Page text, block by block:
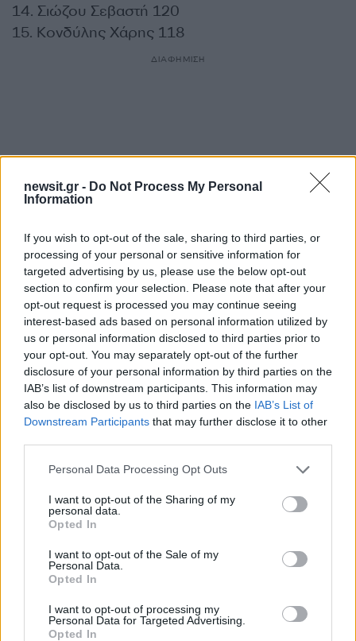
newsit.gr - Do Not Process My Personal
Information
If you wish to opt-out of the sale, sharing to third parties, or
processing of your personal or sensitive information for
targeted advertising by us, please use the below opt-out
section to confirm your selection. Please note that after your
opt-out request is processed you may continue seeing
interest-based ads based on personal information utilized by
us or personal information disclosed to third parties prior to
your opt-out. You may separately opt-out of the further
disclosure of your personal information by third parties on the
IAB’s list of downstream participants. This information may
also be disclosed by us to third parties on the IAB’s List of
Downstream Participants that may further disclose it to other
Please note that this website/app uses one or more Google
not limited to your visit or usage behaviour. You may click to
grant or deny consent to Google and its third-party tags to
use your data for below specified purposes in below Google
consent section.
Personal Data Processing Opt Outs
I want to opt-out of the Sharing of my
personal data.
Opted In
I want to opt-out of the Sale of my
Personal Data.
Opted In
I want to opt-out of processing my
Personal Data for Targeted Advertising.
Opted In
14. Σιώζου Σεβαστή 120
15. Κονδύλης Χάρης 118
ΔΙΑΦΗΜΙΣΗ
Σχόλια
Αν τα χάσατε
Από τη θεωρία στην πράξη:
Academy εκπαιδεύει τη νέα
γενιά engineers
Ανανεώθηκε πριν
14 λεπτά
Φωτιά στο
112 για ετοιμότητα -